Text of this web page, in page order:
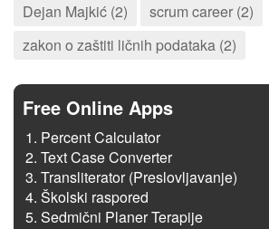
Dejan Majkić (2)
scrum career (2)
zakon o zaštiti ličnih podataka (2)
Free Online Apps
Percent Calculator
Text Case Converter
Transliterator (Preslovljavanje)
Školski raspored
Sedmični Planer Terapije